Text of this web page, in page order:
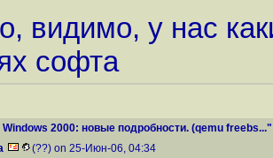
видимо, у нас
софта
Windows 2000: новые подробности. (qemu freebs..."
(??) on 25-Июн-06, 04:34